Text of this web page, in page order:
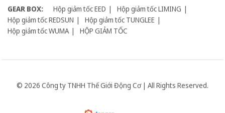
GEAR BOX:
Hộp giảm tốc EED
Hộp giảm tốc LIMING
Hộp giảm tốc REDSUN
Hộp giảm tốc TUNGLEE
Hộp giảm tốc WUMA
HỘP GIẢM TỐC
© 2026 Công ty TNHH Thế Giới Động Cơ | All Rights Reserved.